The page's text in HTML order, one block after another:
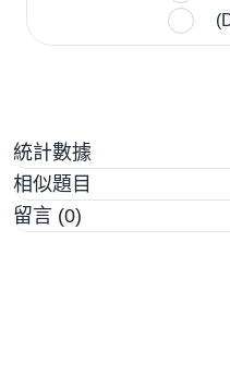
統計數據
相似題目
留言 (0)